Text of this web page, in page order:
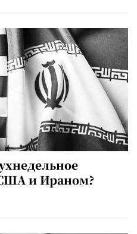
и Ираном?